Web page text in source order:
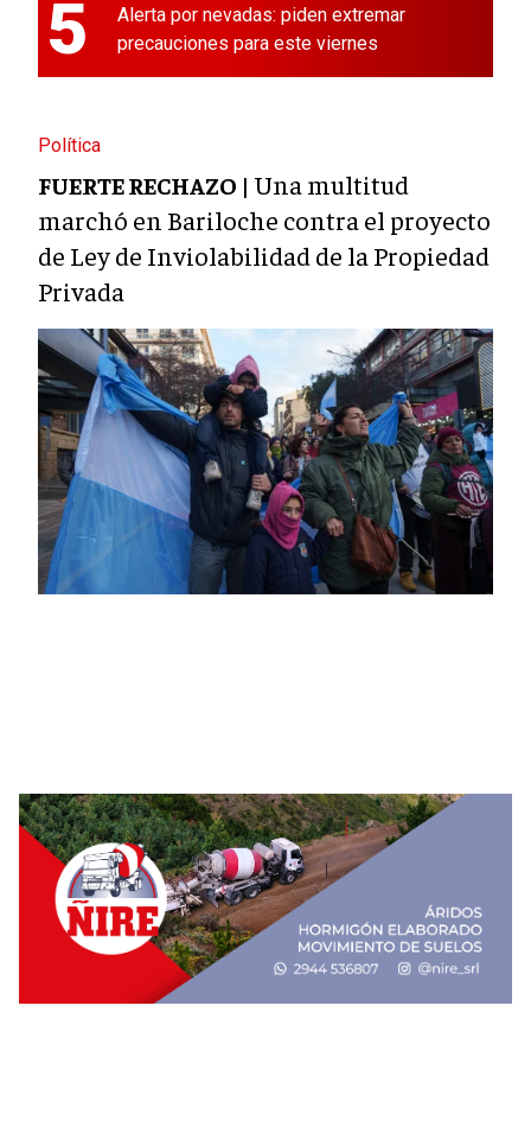
5
Alerta por nevadas: piden extremar
precauciones para este viernes
Política
FUERTE RECHAZO | Una multitud
marchó en Bariloche contra el proyecto
de Ley de Inviolabilidad de la Propiedad
Privada